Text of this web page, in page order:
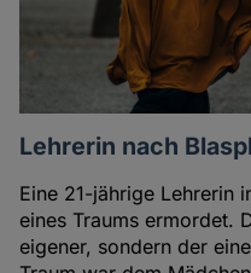
Lehrerin nach
Eine 21-jährige Lehrerin
eines Traums ermordet.
eigener, sondern der